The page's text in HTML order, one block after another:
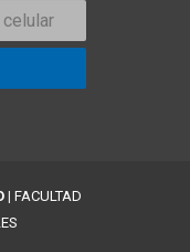
| FACULTAD